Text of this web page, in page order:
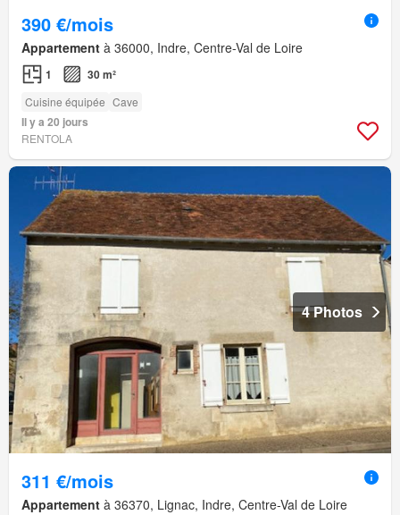
390 €/mois
Appartement à 36000, Indre, Centre-Val de Loire
1 30 m²
Cuisine équipée Cave
Il y a 20 jours
RENTOLA
4 Photos
311 €/mois
Appartement à 36370, Lignac, Indre, Centre-Val de Loire